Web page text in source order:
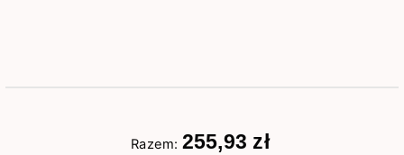
Razem: 255,93 zł